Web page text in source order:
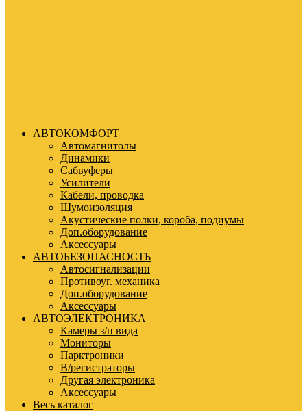
АВТОКОМФОРТ
Автомагнитолы
Динамики
Сабвуферы
Усилители
Кабели, проводка
Шумоизоляция
Акустические полки, короба, подиумы
Доп.оборудование
Аксессуары
АВТОБЕЗОПАСНОСТЬ
Автосигнализации
Противоуг. механика
Доп.оборудование
Аксессуары
АВТОЭЛЕКТРОНИКА
Камеры з/п вида
Мониторы
Парктроники
В/регистраторы
Другая электроника
Аксессуары
Весь каталог